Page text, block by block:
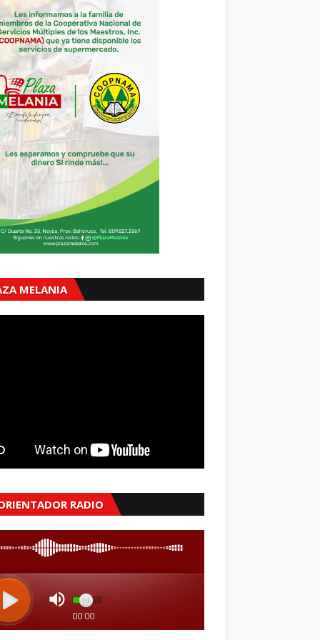
MELANIA
RADIO